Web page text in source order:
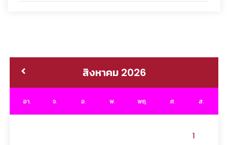
สิงหาคม 2026
อา. จ. อ. พ. พฤ. ศ. ส.
1